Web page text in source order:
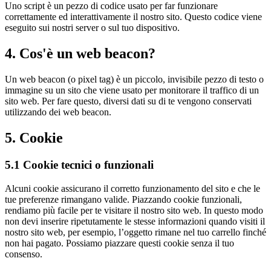
Uno script è un pezzo di codice usato per far funzionare
correttamente ed interattivamente il nostro sito. Questo codice viene
eseguito sui nostri server o sul tuo dispositivo.
4. Cos'è un web beacon?
Un web beacon (o pixel tag) è un piccolo, invisibile pezzo di testo o
immagine su un sito che viene usato per monitorare il traffico di un
sito web. Per fare questo, diversi dati su di te vengono conservati
utilizzando dei web beacon.
5. Cookie
5.1 Cookie tecnici o funzionali
Alcuni cookie assicurano il corretto funzionamento del sito e che le
tue preferenze rimangano valide. Piazzando cookie funzionali,
rendiamo più facile per te visitare il nostro sito web. In questo modo
non devi inserire ripetutamente le stesse informazioni quando visiti il
nostro sito web, per esempio, l’oggetto rimane nel tuo carrello finché
non hai pagato. Possiamo piazzare questi cookie senza il tuo
consenso.